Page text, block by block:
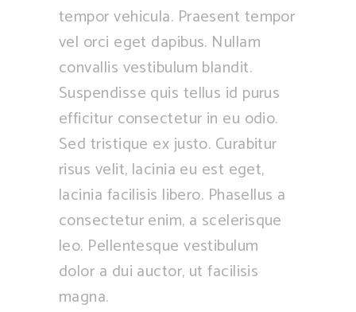
tempor vehicula. Praesent tempor
vel orci eget dapibus. Nullam
convallis vestibulum blandit.
Suspendisse quis tellus id purus
efficitur consectetur in eu odio.
Sed tristique ex justo. Curabitur
risus velit, lacinia eu est eget,
lacinia facilisis libero. Phasellus a
consectetur enim, a scelerisque
leo. Pellentesque vestibulum
dolor a dui auctor, ut facilisis
magna.